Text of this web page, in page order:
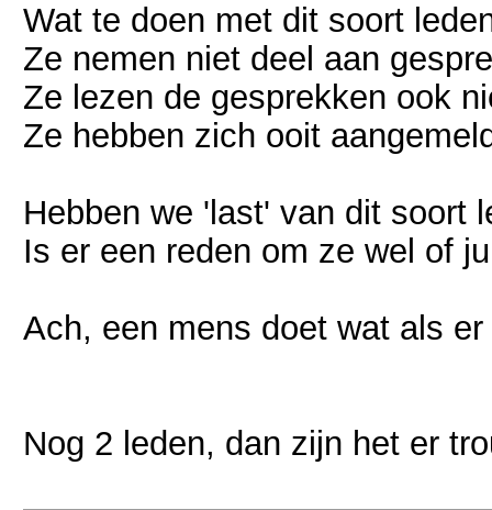
Wat te doen met dit soort
Ze nemen niet deel aan
Ze lezen de gesprekken ook
Ze hebben zich ooit
Hebben we 'last' van dit soort
Is er een reden om ze wel of
Ach, een mens doet wat als
Nog 2 leden, dan zijn het er